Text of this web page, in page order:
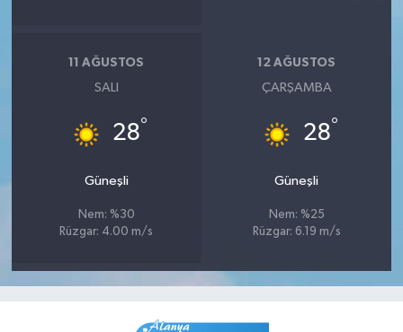
11 AĞUSTOS
SALI
28°
Güneşli
Nem: %30
Rüzgar: 4.00 m/s
12 AĞUSTOS
ÇARŞAMBA
28°
Güneşli
Nem: %25
Rüzgar: 6.19 m/s